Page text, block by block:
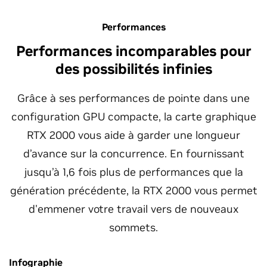
Performances
Performances incomparables pour
des possibilités infinies
Grâce à ses performances de pointe dans une
configuration GPU compacte, la carte graphique
RTX 2000 vous aide à garder une longueur
d’avance sur la concurrence. En fournissant
jusqu’à 1,6 fois plus de performances que la
génération précédente, la RTX 2000 vous permet
d'emmener votre travail vers de nouveaux
sommets.
Infographie